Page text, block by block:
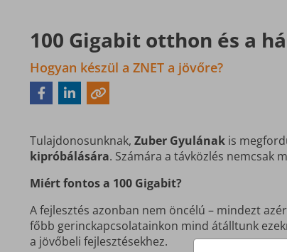
100 Gigabit otthon és a
Hogyan készül a ZNET a jövőre?
Tulajdonosunknak, Zuber Gyulának is
kipróbálására. Számára a távközlés nemcsak
Miért fontos a 100 Gigabit?
A fejlesztés azonban nem öncélú – mindezt
főbb gerinc­kapcsolatainkon mind átálltunk
a jövőbeli fejlesztésekhez.